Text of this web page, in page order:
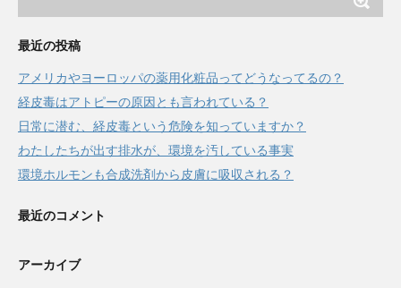
最近の投稿
アメリカやヨーロッパの薬用化粧品ってどうなってるの？
経皮毒はアトピーの原因とも言われている？
日常に潜む、経皮毒という危険を知っていますか？
わたしたちが出す排水が、環境を汚している事実
環境ホルモンも合成洗剤から皮膚に吸収される？
最近のコメント
アーカイブ